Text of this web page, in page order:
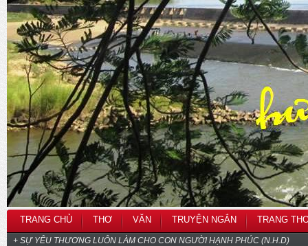
TRANG CHỦ THƠ VĂN TRUYỆN NGẮN TRANG
+ SỰ YÊU THƯƠNG LUÔN LÀM CHO CON NGƯỜI HẠNH PHÚC (N.H.D)